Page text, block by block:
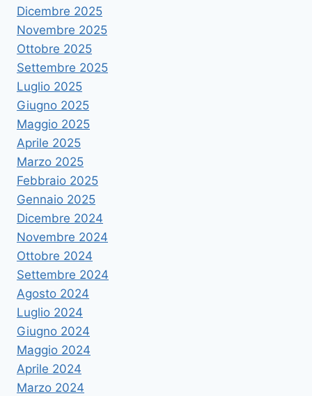
Dicembre 2025
Novembre 2025
Ottobre 2025
Settembre 2025
Luglio 2025
Giugno 2025
Maggio 2025
Aprile 2025
Marzo 2025
Febbraio 2025
Gennaio 2025
Dicembre 2024
Novembre 2024
Ottobre 2024
Settembre 2024
Agosto 2024
Luglio 2024
Giugno 2024
Maggio 2024
Aprile 2024
Marzo 2024